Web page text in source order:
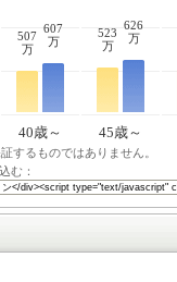
507
万
607
万
523
万
626
万
40歳～ 45歳～
するものではありません。
む：